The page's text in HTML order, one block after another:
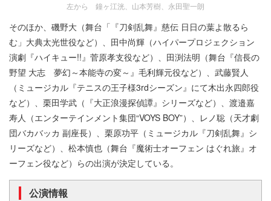
左から 鐘ヶ江洸、山本芳樹、永田聖一朗
そのほか、磯野大（舞台「『刀剣乱舞』慈伝 日日の葉よ散るら
む」大典太光世役など）、田中尚輝（ハイパープロジェクション
演劇『ハイキュー!!』菅原孝支役など）、田渕法明（舞台『信長の
野望 大志 夢幻～本能寺の変～』毛利輝元役など）、武藤賢人
（ミュージカル『テニスの王子様3rdシーズン』にて木出永四郎役
など）、栗田学武（『大正浪漫探偵譚』シリーズなど）、渡邉嘉
寿人（エンターテインメント集団“VOYS BOY”）、レノ聡（天才劇
団バカバッカ 副座長）、栗原功平（ミュージカル『刀剣乱舞』シ
リーズなど）、松本慎也（舞台『魔術士オーフェン はぐれ旅』オ
ーフェン役など）らの出演が決定している。
公演情報